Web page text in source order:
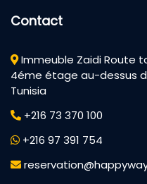
Contact
Immeuble Zaidi Route
4éme étage au-dessus
Tunisia
+216 73 370 100
+216 97 391 754